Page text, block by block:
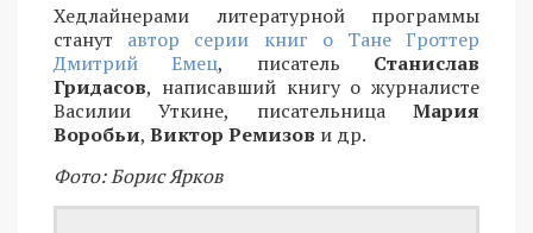
Хедлайнерами литературной программы
станут автор серии книг о Тане Гроттер
Дмитрий Емец, писатель Станислав
Гридасов, написавший книгу о журналисте
Василии Уткине, писательница Мария
Воробьи, Виктор Ремизов и др.
Фото: Борис Ярков